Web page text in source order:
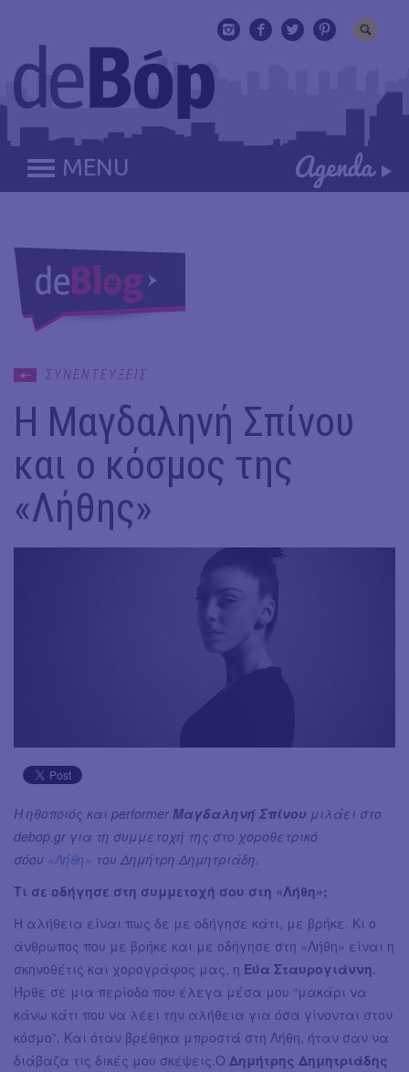
MENU
ΣΥΝΕΝΤΕΥΞΕΙΣ
Η Μαγδαληνή Σπίνου
και ο κόσμος της
«Λήθης»
Η ηθοποιός και performer Μαγδαληνή Σπίνου μιλάει στο
debop.gr για τη συμμετοχή της στο χοροθετρικό
σόου «Λήθη» του Δημήτρη Δημητριάδη.
Τι σε οδήγησε στη συμμετοχή σου στη «Λήθη»;
Η αλήθεια είναι πως δε με οδήγησε κάτι, με βρήκε. Κι ο
άνθρωπος που με βρήκε και με οδήγησε στη «Λήθη» είναι η
σκηνοθέτις και χορογράφος μας, η Εύα Σταυρογιάννη
Ήρθε σε μια περίοδο που έλεγα μέσα μου “μακάρι να
κάνω κάτι που να λέει την αλήθεια για όσα γίνονται στον
κόσμο”. Και όταν βρέθηκα μπροστά στη Λήθη, ήταν σαν να
διάβαζα τις δικές μου σκέψεις.Ο Δημήτρης Δημητριάδης